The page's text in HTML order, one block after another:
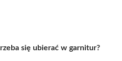
się ubierać w garnitur?